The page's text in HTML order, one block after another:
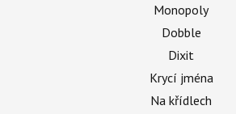
Monopoly
Dobble
Dixit
Krycí jména
Na křídlech